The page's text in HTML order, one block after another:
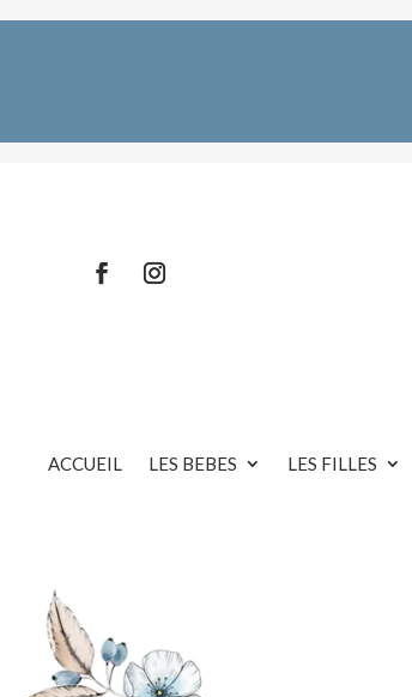
ACCUEIL LES BEBES LES FILLES